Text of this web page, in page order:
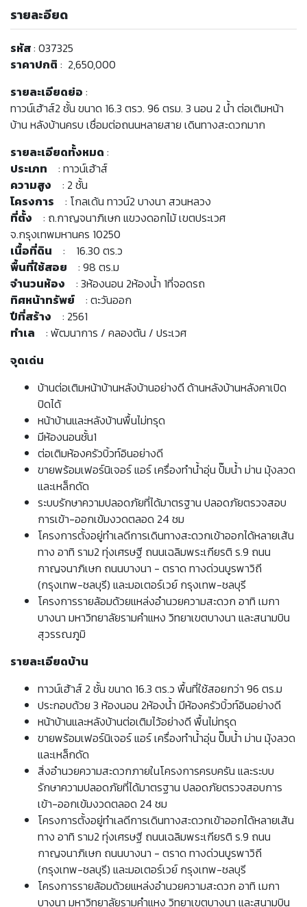
รายละอียด
รหัส: 037325
ราคาปกติ : 2,650,000
รายละเอียดย่อ :
ทาวน์เฮ้าส์2 ชั้น ขนาด 16.3 ตรว. 96 ตรม. 3 นอน 2 น้ำ ต่อเติมหน้า
บ้าน หลังบ้านครบ เชื่อมต่อถนนหลายสาย เดินทางสะดวกมาก
รายละเอียดทั้งหมด :
ประเภท : ทาวน์เฮ้าส์
ความสูง : 2 ชั้น
โครงการ : โกลเด้น ทาวน์2 บางนา สวนหลวง
ที่ตั้ง : ถ.กาญจนาภิเษก แขวงดอกไม้ เขตประเวศ
จ.กรุงเทพมหานคร 10250
เนื้อที่ดิน : 16.30 ตร.ว
พื้นที่ใช้สอย : 98 ตร.ม
จำนวนห้อง : 3ห้องนอน 2ห้องน้ำ 1ที่จอดรถ
ทิศหน้าทรัพย์ : ตะวันออก
ปีที่สร้าง : 2561
ทำเล : พัฒนาการ / คลองตัน / ประเวศ
จุดเด่น
บ้านต่อเติมหน้าบ้านหลังบ้านอย่างดี ด้านหลังบ้านหลังคาเปิด
ปิดได้
หน้าบ้านและหลังบ้านพื้นไม่ทรุด
มีห้องนอนชั้น1
ต่อเติมห้องครัวบิ้วท์อินอย่างดี
ขายพร้อมเฟอร์นิเจอร์ แอร์ เครื่องทำน้ำอุ่น ปั๊มน้ำ ม่าน มุ้งลวด
และเหล็กดัด
ระบบรักษาความปลอดภัยที่ได้มาตรฐาน ปลอดภัยตรวจสอบ
การเข้า-ออกเข้มงวดตลอด 24 ชม
โครงการตั้งอยู่ทำเลดีการเดินทางสะดวกเข้าออกได้หลายเส้น
ทาง อาทิ ราม2 ทุ่งเศรษฐี ถนนเฉลิมพระเกียรติ ร.9 ถนน
กาญจนาภิเษก ถนนบางนา - ตราด ทางด่วนบูรพาวิถี
(กรุงเทพ-ชลบุรี) และมอเตอร์เวย์ กรุงเทพ-ชลบุรี
โครงการรายล้อมด้วยแหล่งอำนวยความสะดวก อาทิ เมกา
บางนา มหาวิทยาลัยรามคำแหง วิทยาเขตบางนา และสนามบิน
สุวรรณภูมิ
รายละเอียดบ้าน
ทาวน์เฮ้าส์ 2 ชั้น ขนาด 16.3 ตร.ว พื้นที่ใช้สอยกว่า 96 ตร.ม
ประกอบด้วย 3 ห้องนอน 2ห้องน้ำ มีห้องครัวบิ้วท์อินอย่างดี
หน้าบ้านและหลังบ้านต่อเติมไว้อย่างดี พื้นไม่ทรุด
ขายพร้อมเฟอร์นิเจอร์ แอร์ เครื่องทำน้ำอุ่น ปั๊มน้ำ ม่าน มุ้งลวด
และเหล็กดัด
สิ่งอำนวยความสะดวกภายในโครงการครบครัน และระบบ
รักษาความปลอดภัยที่ได้มาตรฐาน ปลอดภัยตรวจสอบการ
เข้า-ออกเข้มงวดตลอด 24 ชม
โครงการตั้งอยู่ทำเลดีการเดินทางสะดวกเข้าออกได้หลายเส้น
ทาง อาทิ ราม2 ทุ่งเศรษฐี ถนนเฉลิมพระเกียรติ ร.9 ถนน
กาญจนาภิเษก ถนนบางนา - ตราด ทางด่วนบูรพาวิถี
(กรุงเทพ-ชลบุรี) และมอเตอร์เวย์ กรุงเทพ-ชลบุรี
โครงการรายล้อมด้วยแหล่งอำนวยความสะดวก อาทิ เมกา
บางนา มหาวิทยาลัยรามคำแหง วิทยาเขตบางนา และสนามบิน